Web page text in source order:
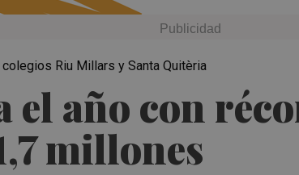
año con
millones
Riu Millars y Santa Quitèria